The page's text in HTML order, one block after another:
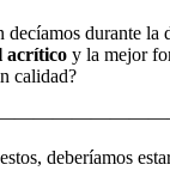
decíamos durante la
acrítico y la mejor
calidad?
deberíamos